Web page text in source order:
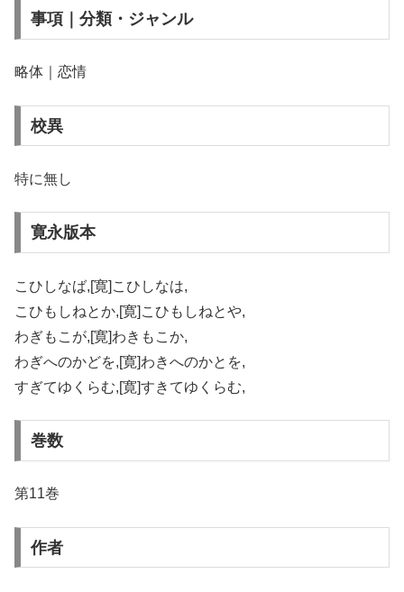
事項｜分類・ジャンル
略体｜恋情
校異
特に無し
寛永版本
こひしなば,[寛]こひしなは,
こひもしねとか,[寛]こひもしねとや,
わぎもこが,[寛]わきもこか,
わぎへのかどを,[寛]わきへのかとを,
すぎてゆくらむ,[寛]すきてゆくらむ,
巻数
第11巻
作者